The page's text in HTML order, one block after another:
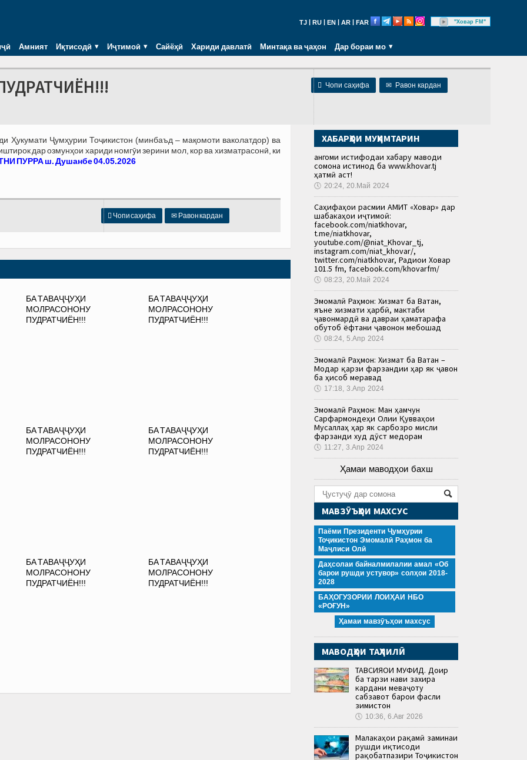
TJ RU EN AR FAR "Ховар FM"
Амният Иқтисодӣ Иҷтимоӣ Сайёҳӣ Хариди давлатӣ Минтақа ва ҷаҳон Дар бораи мо
 Чопи саҳифа ✉ Равон кардан
Ҳукумати Ҷумҳурии Тоҷикистон (минбаъд – мақомоти ваколатдор) ва
дар озмунҳои хариди номгӯи зерини мол, кор ва хизматрасонӣ, ки
ПУРРА ш. Душанбе 04.05.2026
 Чопи саҳифа ✉ Равон кардан
БА ТАВАҶҶУҲИ
МОЛРАСОНОНУ
ПУДРАТЧИЁН!!!
БА ТАВАҶҶУҲИ
МОЛРАСОНОНУ
ПУДРАТЧИЁН!!!
БА ТАВАҶҶУҲИ
МОЛРАСОНОНУ
ПУДРАТЧИЁН!!!
БА ТАВАҶҶУҲИ
МОЛРАСОНОНУ
ПУДРАТЧИЁН!!!
БА ТАВАҶҶУҲИ
МОЛРАСОНОНУ
ПУДРАТЧИЁН!!!
БА ТАВАҶҶУҲИ
МОЛРАСОНОНУ
ПУДРАТЧИЁН!!!
ХАБАРҲОИ МУҲИМТАРИН
Ҳангоми истифодаи хабару маводи
сомона истинод ба www.khovar.tj
ҳатмӣ аст!
🕔 20:24, 20.Май 2024
Саҳифаҳои расмии АМИТ «Ховар» дар
шабакаҳои иҷтимоӣ:
facebook.com/niatkhovar,
t.me/niatkhovar,
youtube.com/@niat_Khovar_tj,
instagram.com/niat_khovar/,
twitter.com/niatkhovar, Радиои Ховар
101.5 fm, facebook.com/khovarfm/
🕔 08:23, 20.Май 2024
Эмомалӣ Раҳмон: Хизмат ба Ватан,
яъне хизмати ҳарбӣ, мактаби
ҷавонмардӣ ва давраи ҳаматарафа
обутоб ёфтани ҷавонон мебошад
🕔 08:24, 5.Апр 2024
Эмомалӣ Раҳмон: Хизмат ба Ватан –
Модар қарзи фарзандии ҳар як ҷавон
ба ҳисоб меравад
🕔 17:18, 3.Апр 2024
Эмомалӣ Раҳмон: Ман ҳамчун
Сарфармондеҳи Олии Қувваҳои
Мусаллаҳ ҳар як сарбозро мисли
фарзанди худ дӯст медорам
🕔 11:27, 3.Апр 2024
Ҳамаи маводҳои бахш
МАВЗӮЪҲОИ МАХСУС
Паёми Президенти Ҷумҳурии
Тоҷикистон Эмомалӣ Раҳмон ба
Маҷлиси Олӣ
Даҳсолаи байналмилалии амал «Об
барои рушди устувор» солҳои 2018-
2028
БАҲОГУЗОРИИ ЛОИҲАИ НБО
«РОҒУН»
Ҳамаи мавзӯъҳои махсус
МАВОДҲОИ ТАҲЛИЛӢ
ТАВСИЯҲОИ МУФИД. Доир
ба тарзи нави захира
кардани меваҷоту
сабзавот барои фасли
зимистон
🕔 10:36, 6.Авг 2026
Малакаҳои рақамӣ заминаи
рушди иқтисоди
рақобатпазири Тоҷикистон